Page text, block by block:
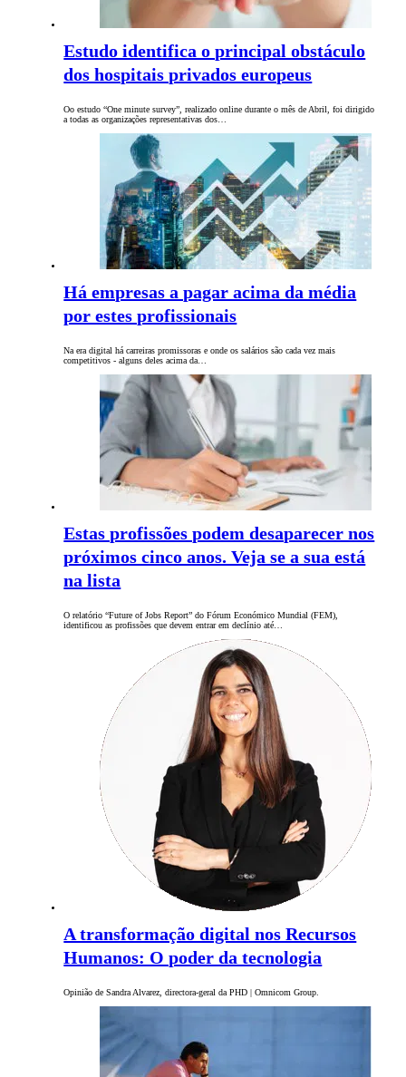
Estudo identifica o principal obstáculo
dos hospitais privados europeus
Oo estudo “One minute survey”, realizado online durante o mês de Abril, foi dirigido
a todas as organizações representativas dos…
Há empresas a pagar acima da média
por estes profissionais
Na era digital há carreiras promissoras e onde os salários são cada vez mais
competitivos - alguns deles acima da…
Estas profissões podem desaparecer nos
próximos cinco anos. Veja se a sua está
na lista
O relatório “Future of Jobs Report” do Fórum Económico Mundial (FEM),
identificou as profissões que devem entrar em declínio até…
A transformação digital nos Recursos
Humanos: O poder da tecnologia
Opinião de Sandra Alvarez, directora-geral da PHD | Omnicom Group.